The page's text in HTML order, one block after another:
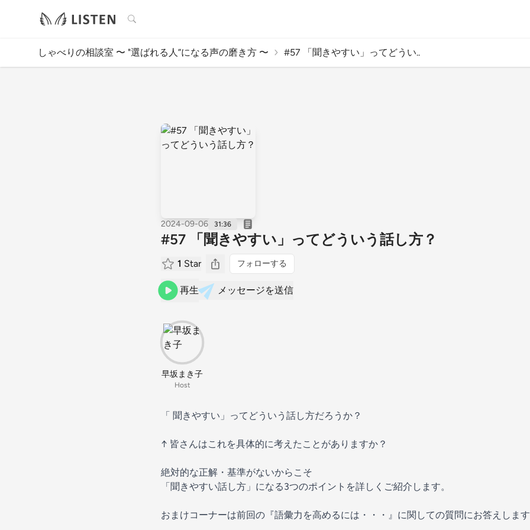
検索
しゃべりの相談室 〜 "選ばれる人”になる声の磨き方 〜 #57 「聞きやすい」ってどうい..
2024-09-06 31:36
#57 「聞きやすい」ってどういう話し方？
1 Star フォローする
再生 メッセージを送信
早坂まき子
Host
「 聞きやすい」ってどういう話し方だろうか？
↑ 皆さんはこれを具体的に考えたことがありますか？
絶対的な正解・基準がないからこそ
「聞きやすい話し方」になる3つのポイントを詳しくご紹介します。
おまけコーナーは前回の『語彙力を高めるには・・・』に関しての質問にお答えしま